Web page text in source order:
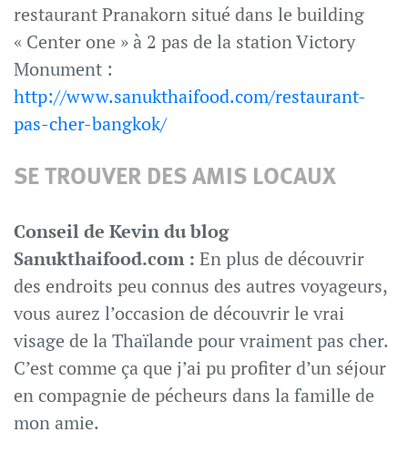
restaurant Pranakorn situé dans le building
« Center one » à 2 pas de la station Victory
Monument :
http://www.sanukthaifood.com/restaurant-
pas-cher-bangkok/
SE TROUVER DES AMIS LOCAUX
Conseil de Kevin du blog
Sanukthaifood.com : En plus de découvrir
des endroits peu connus des autres voyageurs,
vous aurez l’occasion de découvrir le vrai
visage de la Thaïlande pour vraiment pas cher.
C’est comme ça que j’ai pu profiter d’un séjour
en compagnie de pécheurs dans la famille de
mon amie.